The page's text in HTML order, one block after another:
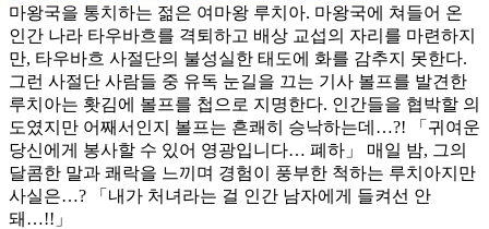
마왕국을 통치하는 젊은 여마왕 루치아. 마왕국에 쳐들어 온
인간 나라 타우바흐를 격퇴하고 배상 교섭의 자리를 마련하지
만, 타우바흐 사절단의 불성실한 태도에 화를 감추지 못한다.
그런 사절단 사람들 중 유독 눈길을 끄는 기사 볼프를 발견한
루치아는 홧김에 볼프를 첩으로 지명한다. 인간들을 협박할 의
도였지만 어째서인지 볼프는 흔쾌히 승낙하는데…?! 「귀여운
당신에게 봉사할 수 있어 영광입니다… 폐하」 매일 밤, 그의
달콤한 말과 쾌락을 느끼며 경험이 풍부한 척하는 루치아지만
사실은…? 「내가 처녀라는 걸 인간 남자에게 들켜선 안
돼…!!」